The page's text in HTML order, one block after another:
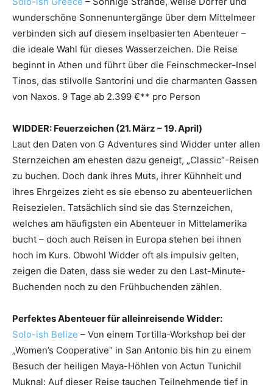
wunderschöne Sonnenuntergänge über dem Mittelmeer
verbinden sich auf diesem inselbasierten Abenteuer –
die ideale Wahl für dieses Wasserzeichen. Die Reise
beginnt in Athen und führt über die Feinschmecker-Insel
Tinos, das stilvolle Santorini und die charmanten Gassen
von Naxos. 9 Tage ab 2.399 €** pro Person
WIDDER: Feuerzeichen (21. März – 19. April)
Laut den Daten von G Adventures sind Widder unter allen
Sternzeichen am ehesten dazu geneigt, „Classic“-Reisen
zu buchen. Doch dank ihres Muts, ihrer Kühnheit und
ihres Ehrgeizes zieht es sie ebenso zu abenteuerlichen
Reisezielen. Tatsächlich sind sie das Sternzeichen,
welches am häufigsten ein Abenteuer in Mittelamerika
bucht – doch auch Reisen in Europa stehen bei ihnen
hoch im Kurs. Obwohl Widder oft als impulsiv gelten,
zeigen die Daten, dass sie weder zu den Last-Minute-
Buchenden noch zu den Frühbuchenden zählen.
Perfektes Abenteuer für alleinreisende Widder:
Solo-ish Belize – Von einem Tortilla-Workshop bei der
„Women’s Cooperative“ in San Antonio bis hin zu einem
Besuch der heiligen Maya-Höhlen von Actun Tunichil
Muknal: Auf dieser Reise tauchen Teilnehmende tief in